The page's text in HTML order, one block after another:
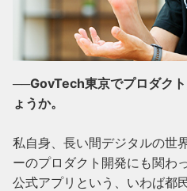
──GovTech東京でプロダク
ょうか。
私自身、長い間デジタルの世
ーのプロダクト開発にも関わ
公式アプリという、いわば都